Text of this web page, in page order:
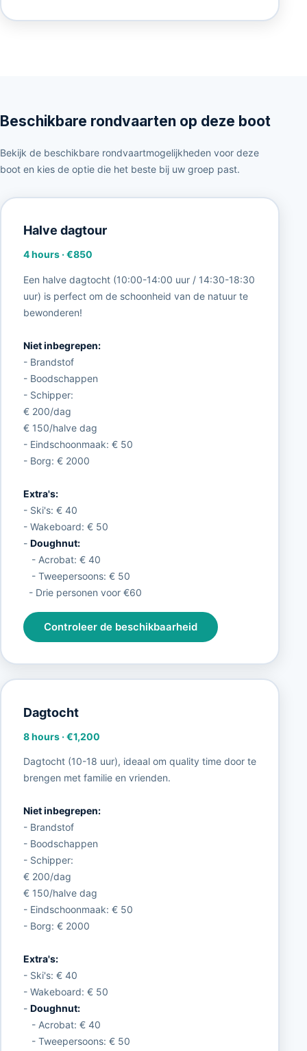
Beschikbare rondvaarten op deze boot
Bekijk de beschikbare rondvaartmogelijkheden voor deze
boot en kies de optie die het beste bij uw groep past.
Halve dagtour
4 hours·€850
Een halve dagtocht (10:00-14:00 uur / 14:30-18:30
uur) is perfect om de schoonheid van de natuur te
bewonderen!
Niet inbegrepen:
- Brandstof
- Boodschappen
- Schipper:
€ 200/dag
€ 150/halve dag
- Eindschoonmaak: € 50
- Borg: € 2000
Extra's:
- Ski's: € 40
- Wakeboard: € 50
- Doughnut:
- Acrobat: € 40
- Tweepersoons: € 50
- Drie personen voor €60
Controleer de beschikbaarheid
Dagtocht
8 hours·€1,200
Dagtocht (10-18 uur), ideaal om quality time door te
brengen met familie en vrienden.
Niet inbegrepen:
- Brandstof
- Boodschappen
- Schipper:
€ 200/dag
€ 150/halve dag
- Eindschoonmaak: € 50
- Borg: € 2000
Extra's:
- Ski's: € 40
- Wakeboard: € 50
- Doughnut:
- Acrobat: € 40
- Tweepersoons: € 50